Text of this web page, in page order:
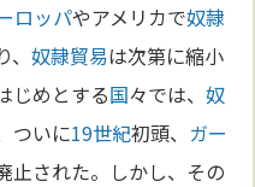
ロッパやアメリカで奴隷
、奴隷貿易は次第に縮小
じめとする国々では、奴
ついに19世紀初頭、 ガー
止された。しかし、その